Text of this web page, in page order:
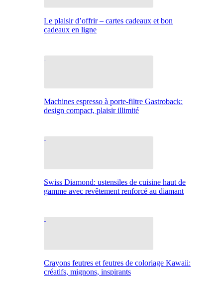
Le plaisir d’offrir – cartes cadeaux et bon
cadeaux en ligne
Machines espresso à porte-filtre Gastroback:
design compact, plaisir illimité
Swiss Diamond: ustensiles de cuisine haut de
gamme avec revêtement renforcé au diamant
Crayons feutres et feutres de coloriage Kawaii:
créatifs, mignons, inspirants